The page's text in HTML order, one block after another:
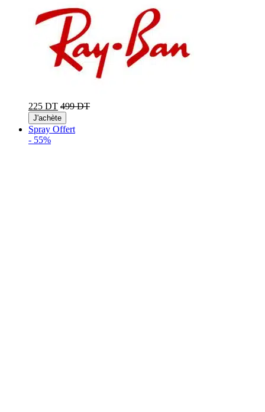
225 DT 499 DT
J'achète
Spray Offert
- 55%